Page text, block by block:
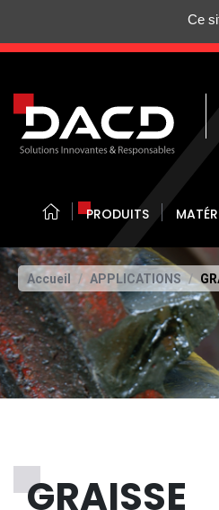
PRODUITS
Accueil APPLICATIONS
GRAISSE
Ce